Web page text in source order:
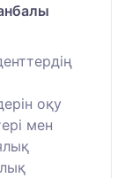
оқу
мен